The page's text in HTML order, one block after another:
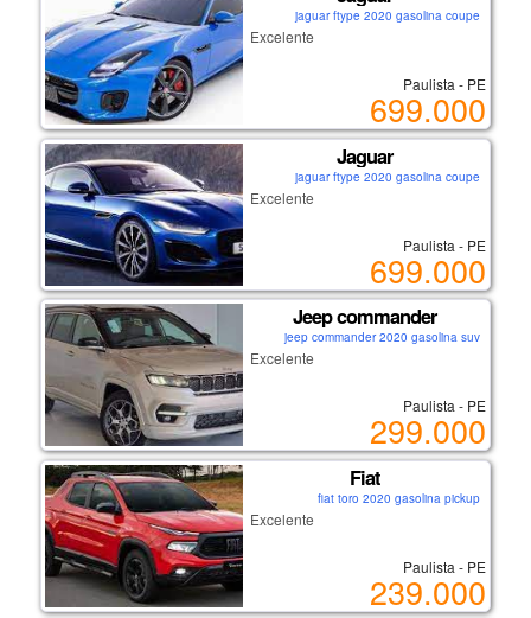
jaguar ftype 2020 gasolina coupe
Excelente
Paulista - PE
699.000
Jaguar
jaguar ftype 2020 gasolina coupe
Excelente
Paulista - PE
699.000
Jeep commander
jeep commander 2020 gasolina suv
Excelente
Paulista - PE
299.000
Fiat
fiat toro 2020 gasolina pickup
Excelente
Paulista - PE
239.000